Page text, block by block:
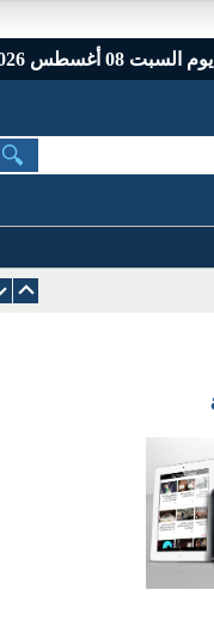
يوم السبت 08 أغسطس 2026